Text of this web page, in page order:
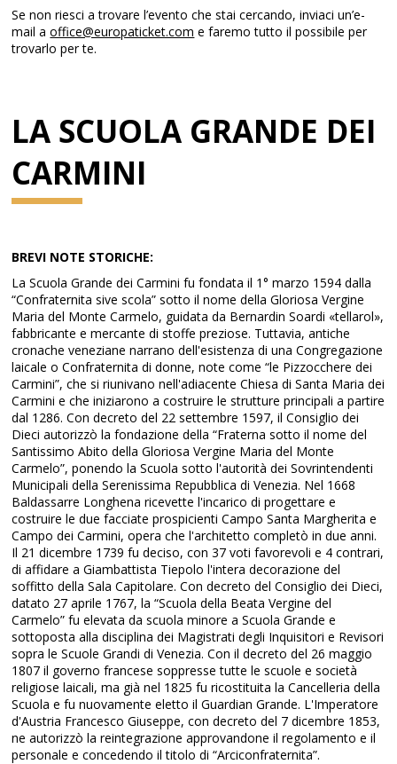
Se non riesci a trovare l’evento che stai cercando, inviaci un’e-
mail aoffice@europaticket.com e faremo tutto il possibile per
trovarlo per te.
LA SCUOLA GRANDE DEI
CARMINI
BREVI NOTE STORICHE:
La Scuola Grande dei Carmini fu fondata il 1° marzo 1594 dalla
“Confraternita sive scola” sotto il nome della Gloriosa Vergine
Maria del Monte Carmelo, guidata da Bernardin Soardi «tellarol»,
fabbricante e mercante di stoffe preziose. Tuttavia, antiche
cronache veneziane narrano dell'esistenza di una Congregazione
laicale o Confraternita di donne, note come “le Pizzocchere dei
Carmini”, che si riunivano nell'adiacente Chiesa di Santa Maria dei
Carmini e che iniziarono a costruire le strutture principali a partire
dal 1286. Con decreto del 22 settembre 1597, il Consiglio dei
Dieci autorizzò la fondazione della “Fraterna sotto il nome del
Santissimo Abito della Gloriosa Vergine Maria del Monte
Carmelo”, ponendo la Scuola sotto l'autorità dei Sovrintendenti
Municipali della Serenissima Repubblica di Venezia. Nel 1668
Baldassarre Longhena ricevette l'incarico di progettare e
costruire le due facciate prospicienti Campo Santa Margherita e
Campo dei Carmini, opera che l'architetto completò in due anni.
Il 21 dicembre 1739 fu deciso, con 37 voti favorevoli e 4 contrari,
di affidare a Giambattista Tiepolo l'intera decorazione del
soffitto della Sala Capitolare. Con decreto del Consiglio dei Dieci,
datato 27 aprile 1767, la “Scuola della Beata Vergine del
Carmelo” fu elevata da scuola minore a Scuola Grande e
sottoposta alla disciplina dei Magistrati degli Inquisitori e Revisori
sopra le Scuole Grandi di Venezia. Con il decreto del 26 maggio
1807 il governo francese soppresse tutte le scuole e società
religiose laicali, ma già nel 1825 fu ricostituita la Cancelleria della
Scuola e fu nuovamente eletto il Guardian Grande. L'Imperatore
d'Austria Francesco Giuseppe, con decreto del 7 dicembre 1853,
ne autorizzò la reintegrazione approvandone il regolamento e il
personale e concedendo il titolo di “Arciconfraternita”.